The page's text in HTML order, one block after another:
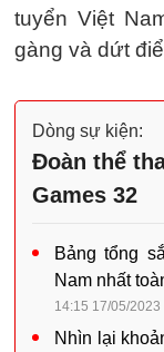
tuyển Việt
gàng và dứt
Dòng sự kiện:
Đoàn thể
Games 32
Bảng tổng
Nam nhất
14:15 17/05/2023
Nhìn lại